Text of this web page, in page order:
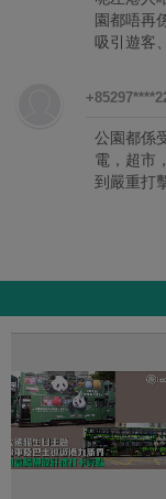
園都唔再
吸引遊客
公園都係
電，超市
到嚴重打